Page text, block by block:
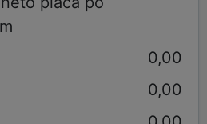
0,00
0,00